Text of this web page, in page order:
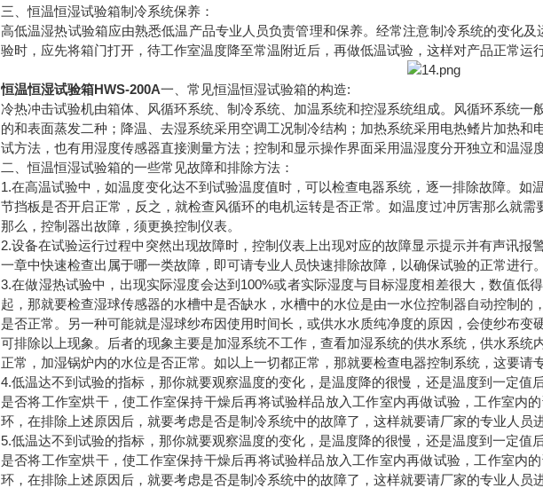
三、恒温恒湿试验箱制冷系统保养：
高低温湿热试验箱应由熟悉低温产品专业人员负责管理和保养。经常注意制冷系统的变化
验时，应先将箱门打开，待工作室温度降至常温附近后，再做低温试验，这样对产品正常运
恒温恒湿试验箱HWS-200A一、常见恒温恒湿试验箱的构造:
冷热冲击试验机由箱体、风循环系统、制冷系统、加温系统和控湿系统组成。风循环系统
的和表面蒸发二种；降温、去湿系统采用空调工况制冷结构；加热系统采用电热鳍片加热
试方法，也有用湿度传感器直接测量方法；控制和显示操作界面采用温湿度分开独立和温湿
二、恒温恒湿试验箱的一些常见故障和排除方法：
1.在高温试验中，如温度变化达不到试验温度值时，可以检查电器系统，逐一排除故障。
节挡板是否开启正常，反之，就检查风循环的电机运转是否正常。如温度过冲厉害那么就
那么，控制器出故障，须更换控制仪表。
2.设备在试验运行过程中突然出现故障时，控制仪表上出现对应的故障显示提示并有声讯
一章中快速检查出属于哪一类故障，即可请专业人员快速排除故障，以确保试验的正常进行
3.在做湿热试验中，出现实际湿度会达到100%或者实际湿度与目标湿度相差很大，数值低
起，那就要检查湿球传感器的水槽中是否缺水，水槽中的水位是由一水位控制器自动控制
是否正常。另一种可能就是湿球纱布因使用时间长，或供水水质纯净度的原因，会使纱布
可排除以上现象。后者的现象主要是加湿系统不工作，查看加湿系统的供水系统，供水系
正常，加湿锅炉内的水位是否正常。如以上一切都正常，那就要检查电器控制系统，这要请
4.低温达不到试验的指标，那你就要观察温度的变化，是温度降的很慢，还是温度到一定值
是否将工作室烘干，使工作室保持干燥后再将试验样品放入工作室内再做试验，工作室内
环，在排除上述原因后，就要考虑是否是制冷系统中的故障了，这样就要请厂家的专业人员
5.低温达不到试验的指标，那你就要观察温度的变化，是温度降的很慢，还是温度到一定值
是否将工作室烘干，使工作室保持干燥后再将试验样品放入工作室内再做试验，工作室内
环，在排除上述原因后，就要考虑是否是制冷系统中的故障了，这样就要请厂家的专业人